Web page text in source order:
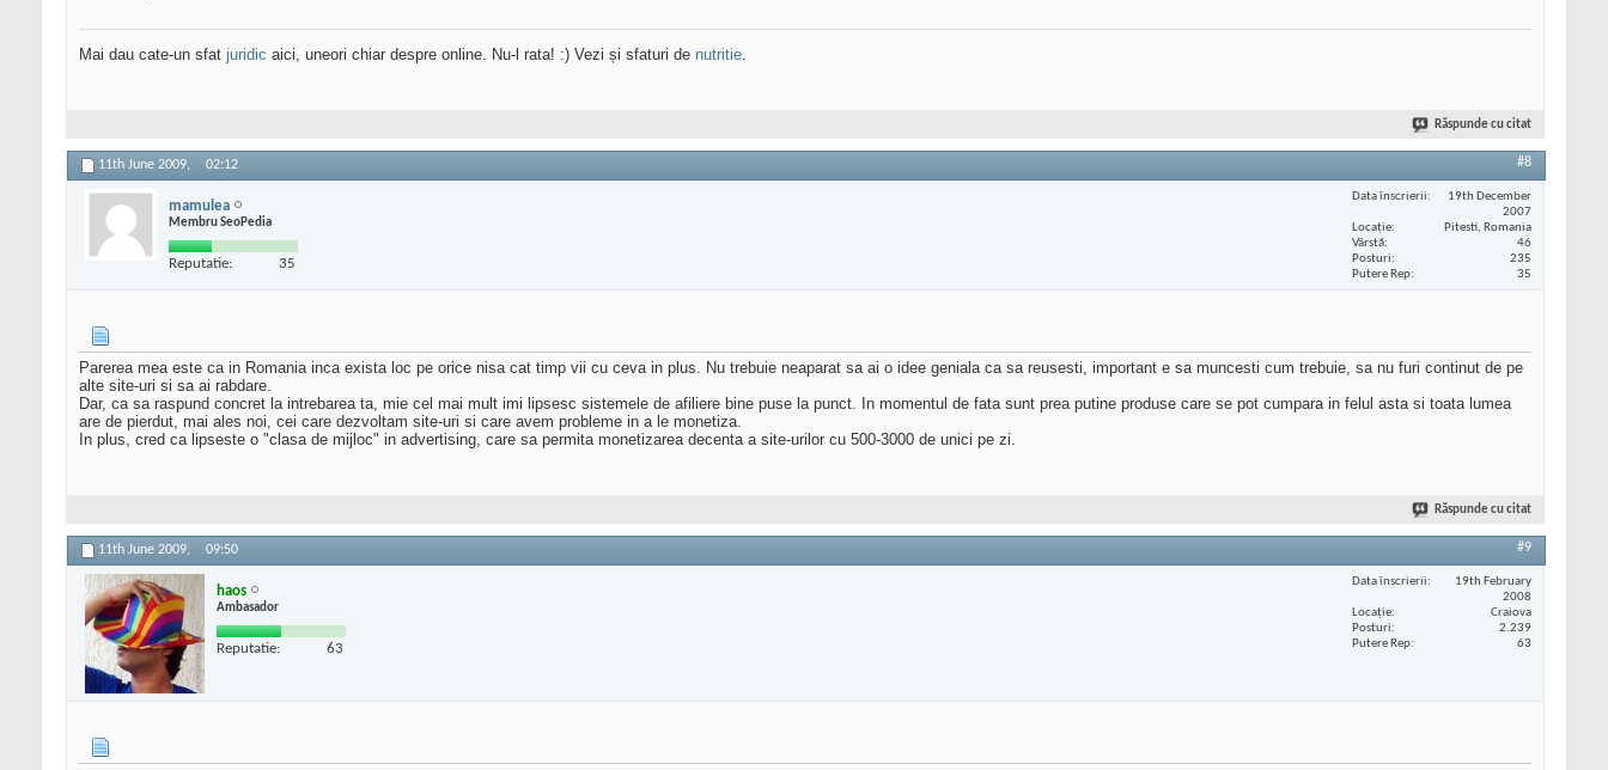
Mai dau cate-un sfat juridic aici, uneori chiar despre online. Nu-l rata! :) Vezi și sfaturi de nutritie.
Răspunde cu citat
11th June 2009, 02:12 #8
mamulea
Membru SeoPedia
Reputatie: 35
Data înscrierii
19th December
2007
Locaţie
Pitesti, Romania
Vârstă
46
Posturi
235
Putere Rep
35
Parerea mea este ca in Romania inca exista loc pe orice nisa cat timp vii cu ceva in plus. Nu trebuie neaparat sa ai o idee geniala ca sa reusesti, important e sa muncesti cum trebuie, sa nu furi continut de pe
alte site-uri si sa ai rabdare.
Dar, ca sa raspund concret la intrebarea ta, mie cel mai mult imi lipsesc sistemele de afiliere bine puse la punct. In momentul de fata sunt prea putine produse care se pot cumpara in felul asta si toata lumea
are de pierdut, mai ales noi, cei care dezvoltam site-uri si care avem probleme in a le monetiza.
In plus, cred ca lipseste o "clasa de mijloc" in advertising, care sa permita monetizarea decenta a site-urilor cu 500-3000 de unici pe zi.
Răspunde cu citat
11th June 2009, 09:50 #9
haos
Ambasador
Reputatie: 63
Data înscrierii
19th February
2008
Locaţie
Craiova
Posturi
2.239
Putere Rep
63